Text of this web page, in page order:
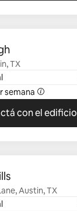
TX
semana
con el edificio
Austin, TX